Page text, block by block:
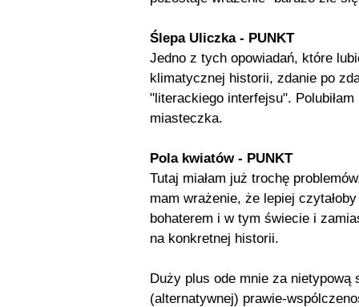
Ślepa Uliczka - PUNKT
Jedno z tych opowiadań, które
klimatycznej historii, zdanie po
"literackiego interfejsu".
miasteczka.
Pola kwiatów - PUNKT
Tutaj miałam już trochę
mam wrażenie, że lepiej
bohaterem i w tym świecie i
na konkretnej historii.
Duży plus ode mnie za nietypową
(alternatywnej) prawie-